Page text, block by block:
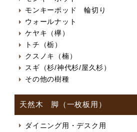
モンキーポッド 輪切り
ウォールナット
ケヤキ（欅）
トチ（栃）
クスノキ（楠）
スギ（杉/神代杉/屋久杉）
その他の樹種
天然木 脚（一枚板用）
ダイニング用・デスク用